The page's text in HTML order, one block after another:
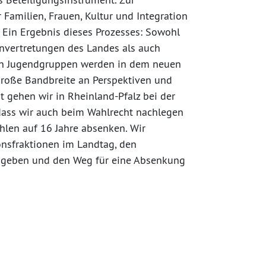
Frauen, Kultur und Integration
Ergebnis dieses Prozesses: Sowohl
des Landes als auch
werden in dem neuen
Bandbreite an Perspektiven und
gehen wir in Rheinland-Pfalz bei der
wir auch beim Wahlrecht nachlegen
auf 16 Jahre absenken. Wir
im Landtag, den
und den Weg für eine Absenkung